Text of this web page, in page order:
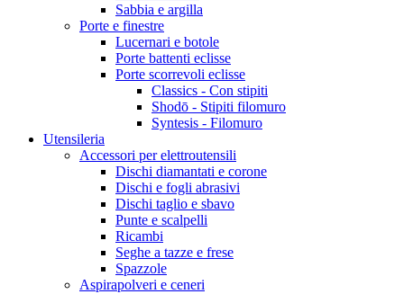
Sabbia e argilla
Porte e finestre
Lucernari e botole
Porte battenti eclisse
Porte scorrevoli eclisse
Classics - Con stipiti
Shodō - Stipiti filomuro
Syntesis - Filomuro
Utensileria
Accessori per elettroutensili
Dischi diamantati e corone
Dischi e fogli abrasivi
Dischi taglio e sbavo
Punte e scalpelli
Ricambi
Seghe a tazze e frese
Spazzole
Aspirapolveri e ceneri